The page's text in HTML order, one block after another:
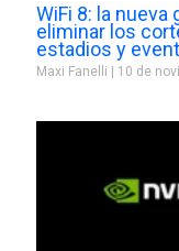
WiFi 8: la
eliminar los
estadios y
Maxi Fanelli 10 de